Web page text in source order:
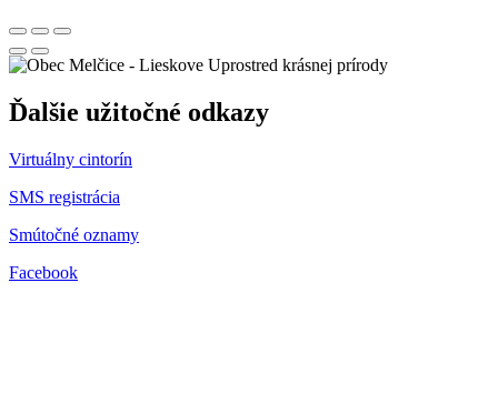
Uprostred krásnej prírody
Ďalšie užitočné odkazy
Virtuálny cintorín
SMS registrácia
Smútočné oznamy
Facebook